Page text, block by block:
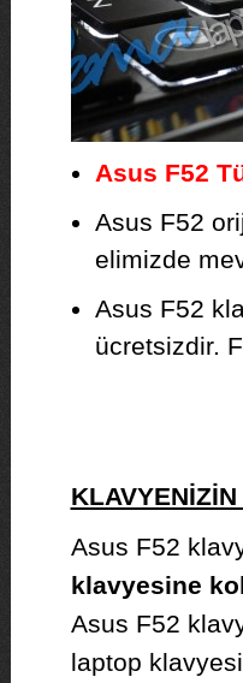
Asus F52
Asus F52
elimizde
Asus F52
ücretsizdir.
Asus F52
klavyesine
Asus F52
laptop klavyesi